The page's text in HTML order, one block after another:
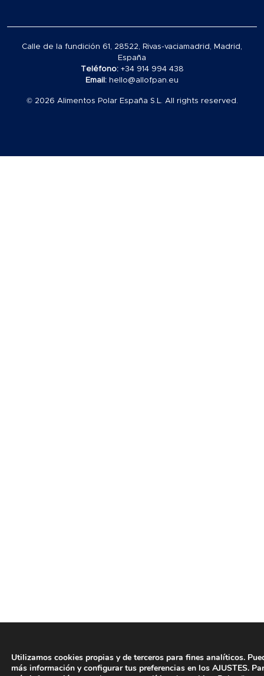
Calle de la fundición 61, 28522, Rivas-vaciamadrid, Madrid,
España
Teléfono: +34 914 994 438
Email: hello@allofpan.eu
© 2026 Alimentos Polar España S.L. All rights reserved.
Utilizamos cookies propias y de terceros para fines analíticos.
más información y configurar tus preferencias en los AJUSTES.